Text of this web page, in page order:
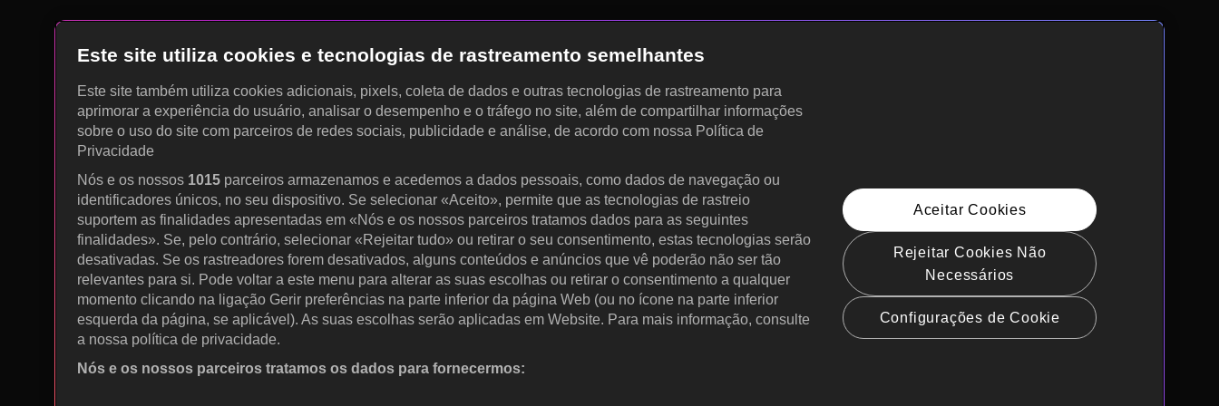
Este site utiliza cookies e tecnologias de rastreamento semelhantes
Este site também utiliza cookies adicionais, pixels, coleta de dados e outras tecnologias de rastreamento para
aprimorar a experiência do usuário, analisar o desempenho e o tráfego no site, além de compartilhar informações
sobre o uso do site com parceiros de redes sociais, publicidade e análise, de acordo com nossa Política de
Privacidade
Nós e os nossos 1015 parceiros armazenamos e acedemos a dados pessoais, como dados de navegação ou
identificadores únicos, no seu dispositivo. Se selecionar «Aceito», permite que as tecnologias de rastreio
suportem as finalidades apresentadas em «Nós e os nossos parceiros tratamos dados para as seguintes
finalidades». Se, pelo contrário, selecionar «Rejeitar tudo» ou retirar o seu consentimento, estas tecnologias serão
desativadas. Se os rastreadores forem desativados, alguns conteúdos e anúncios que vê poderão não ser tão
relevantes para si. Pode voltar a este menu para alterar as suas escolhas ou retirar o consentimento a qualquer
momento clicando na ligação Gerir preferências na parte inferior da página Web (ou no ícone na parte inferior
esquerda da página, se aplicável). As suas escolhas serão aplicadas em Website. Para mais informação, consulte
a nossa política de privacidade.
Nós e os nossos parceiros tratamos os dados para fornecermos:
Aceitar Cookies
Rejeitar Cookies Não
Necessários
Configurações de Cookie